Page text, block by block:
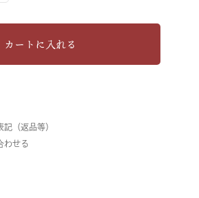
カートに入れる
（返品等）
わせる